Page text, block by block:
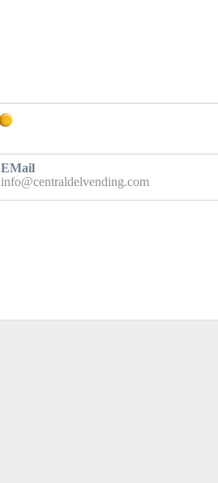
EMail
info@centraldelvending.com